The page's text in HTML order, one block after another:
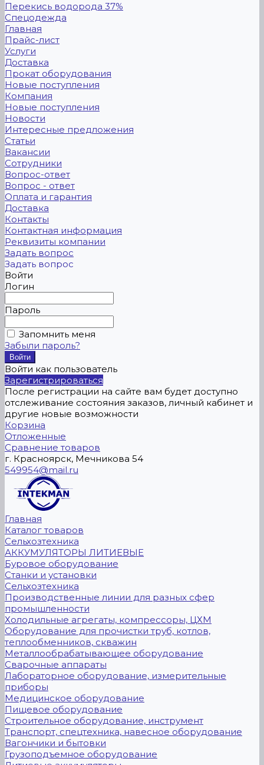
Перекись водорода 37%
Спецодежда
Главная
Прайс-лист
Услуги
Доставка
Прокат оборудования
Новые поступления
Компания
Новые поступления
Новости
Интересные предложения
Статьи
Вакансии
Сотрудники
Вопрос-ответ
Вопрос - ответ
Оплата и гарантия
Доставка
Контакты
Контактная информация
Реквизиты компании
Задать вопрос
Задать вопрос
Войти
Логин
Пароль
Запомнить меня
Забыли пароль?
Войти как пользователь
Зарегистрироваться
После регистрации на сайте вам будет доступно
отслеживание состояния заказов, личный кабинет и
другие новые возможности
Корзина
Отложенные
Сравнение товаров
г. Красноярск, Мечникова 54
549954@mail.ru
Главная
Каталог товаров
Сельхозтехника
АККУМУЛЯТОРЫ ЛИТИЕВЫЕ
Буровое оборудование
Станки и установки
Сельхозтехника
Производственные линии для разных сфер
промышленности
Холодильные агрегаты, компрессоры, ЦХМ
Оборудование для прочистки труб, котлов,
теплообменников, скважин
Металлообрабатывающее оборудование
Сварочные аппараты
Лабораторное оборудование, измерительные
приборы
Медицинское оборудование
Пищевое оборудование
Строительное оборудование, инструмент
Транспорт, спецтехника, навесное оборудование
Вагончики и бытовки
Грузоподъемное оборудование